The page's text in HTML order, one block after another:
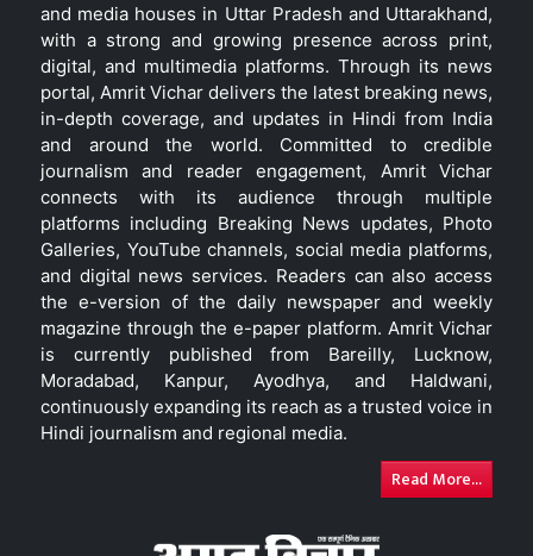
and media houses in Uttar Pradesh and Uttarakhand,
with a strong and growing presence across print,
digital, and multimedia platforms. Through its news
portal, Amrit Vichar delivers the latest breaking news,
in-depth coverage, and updates in Hindi from India
and around the world. Committed to credible
journalism and reader engagement, Amrit Vichar
connects with its audience through multiple
platforms including Breaking News updates, Photo
Galleries, YouTube channels, social media platforms,
and digital news services. Readers can also access
the e-version of the daily newspaper and weekly
magazine through the e-paper platform. Amrit Vichar
is currently published from Bareilly, Lucknow,
Moradabad, Kanpur, Ayodhya, and Haldwani,
continuously expanding its reach as a trusted voice in
Hindi journalism and regional media.
Read More...